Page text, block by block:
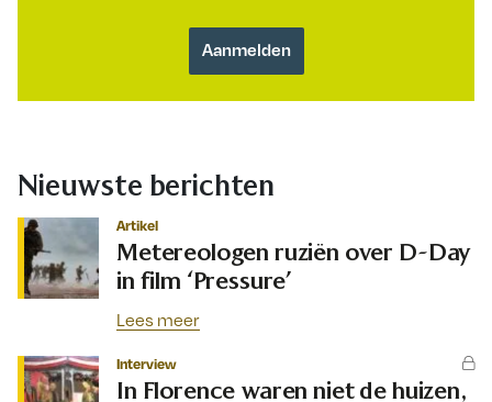
Nieuwste berichten
Artikel
Metereologen ruziën over D-Day
in film ‘Pressure’
Lees meer
Interview
In Florence waren niet de huizen,